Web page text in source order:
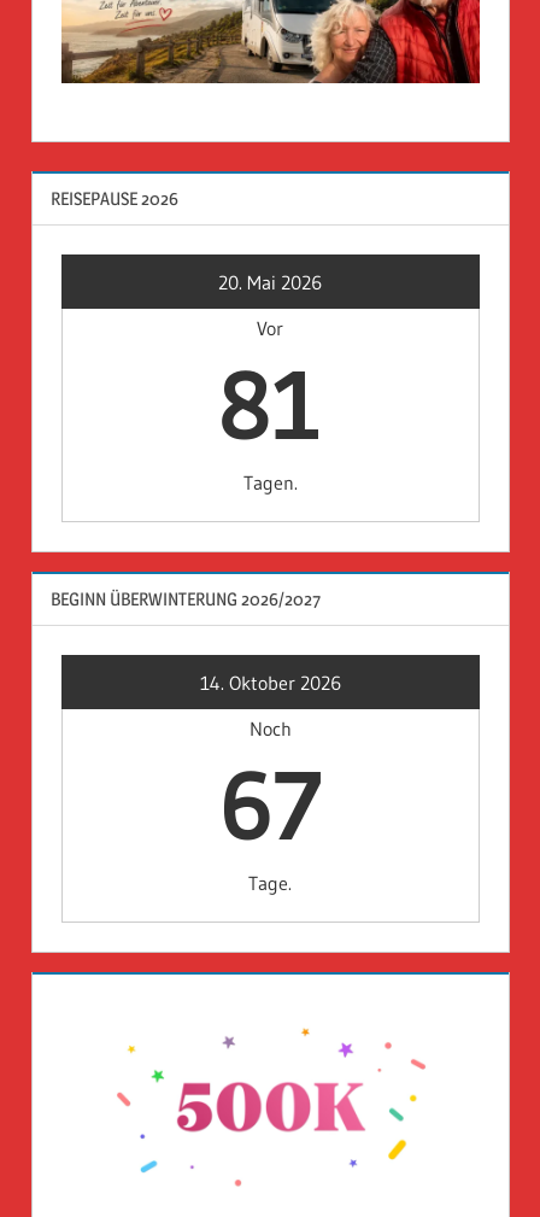
REISEPAUSE 2026
20. Mai 2026
Vor
81
Tagen.
BEGINN ÜBERWINTERUNG 2026/2027
14. Oktober 2026
Noch
67
Tage.